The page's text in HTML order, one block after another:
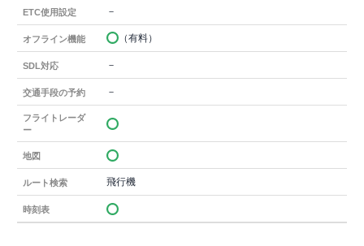
ETC使用設定 －
オフライン機能 （有料）
SDL対応 －
交通手段の予約 －
フライトレーダ
ー
地図
ルート検索 飛行機
時刻表